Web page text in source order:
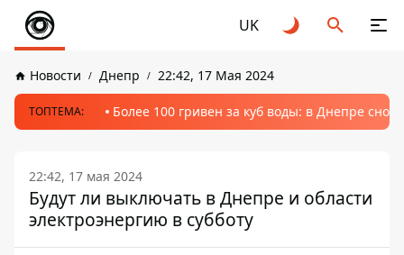
UK
Новости Днепр 22:42, 17 Мая 2024
ТОПТЕМА: Более 100 гривен за куб воды: в Днепре
22:42, 17 мая 2024
Будут ли выключать в Днепре и области
электроэнергию в субботу